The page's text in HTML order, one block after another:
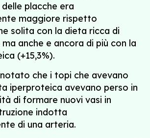
delle placche era
maggiore rispetto
solita con la dieta ricca di
ma anche e ancora di più con la
(+15,3%).
che i topi che avevano
iperproteica avevano perso in
di formare nuovi vasi in
indotta
di una arteria.